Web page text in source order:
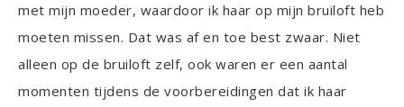
met mijn moeder, waardoor ik haar op mijn bruiloft heb
moeten missen. Dat was af en toe best zwaar. Niet
alleen op de bruiloft zelf, ook waren er een aantal
momenten tijdens de voorbereidingen dat ik haar